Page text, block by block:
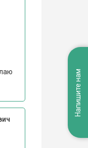
Напишите нам